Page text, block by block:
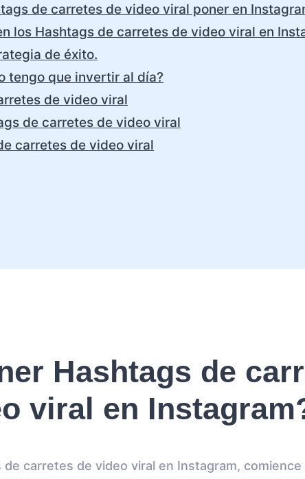
de carretes de video viral poner en
los Hashtags de carretes de video viral en
de éxito.
tengo que invertir al día?
de video viral
de carretes de video viral
carretes de video viral
Hashtags de
viral en
de carretes de video viral en Instagram,